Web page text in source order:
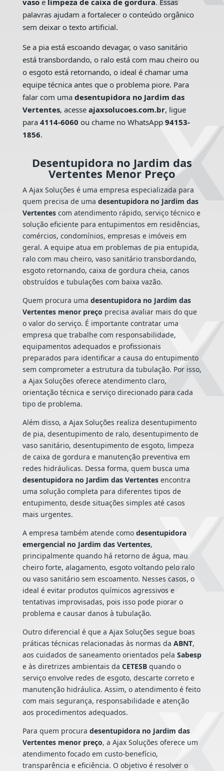
vasoe limpeza de caixa de gordura. Essas
palavras ajudam a fortalecer o conteúdo orgânico
sem deixar o texto artificial.
Se a pia está escoando devagar, o vaso sanitário
está transbordando, o ralo está com mau cheiro ou
o esgoto está retornando, o ideal é chamar uma
equipe técnica antes que o problema piore. Para
falar com uma desentupidora no Jardim das
Vertentes, acesse ajaxsolucoes.com.br, ligue
para 4114-6060 ou chame no WhatsApp 94153-
1856.
Desentupidora no Jardim das
Vertentes Menor Preço
A Ajax Soluções é uma empresa especializada para
quem precisa de uma desentupidora no Jardim das
Vertentescom atendimento rápido, serviço técnico e
solução eficiente para entupimentos em residências,
comércios, condomínios, empresas e imóveis em
geral. A equipe atua em problemas de pia entupida,
ralo com mau cheiro, vaso sanitário transbordando,
esgoto retornando, caixa de gordura cheia, canos
obstruídos e tubulações com baixa vazão.
Quem procura uma desentupidora no Jardim das
Vertentes menor preço precisa avaliar mais do que
o valor do serviço. É importante contratar uma
empresa que trabalhe com responsabilidade,
equipamentos adequados e profissionais
preparados para identificar a causa do entupimento
sem comprometer a estrutura da tubulação. Por isso,
a Ajax Soluções oferece atendimento claro,
orientação técnica e serviço direcionado para cada
tipo de problema.
Além disso, a Ajax Soluções realiza desentupimento
de pia, desentupimento de ralo, desentupimento de
vaso sanitário, desentupimento de esgoto, limpeza
de caixa de gordura e manutenção preventiva em
redes hidráulicas. Dessa forma, quem busca uma
desentupidora no Jardim das Vertentesencontra
uma solução completa para diferentes tipos de
entupimento, desde situações simples até casos
mais urgentes.
A empresa também atende como desentupidora
emergencial no Jardim das Vertentes,
principalmente quando há retorno de água, mau
cheiro forte, alagamento, esgoto voltando pelo ralo
ou vaso sanitário sem escoamento. Nesses casos, o
ideal é evitar produtos químicos agressivos e
tentativas improvisadas, pois isso pode piorar o
problema e causar danos à tubulação.
Outro diferencial é que a Ajax Soluções segue boas
práticas técnicas relacionadas às normas da ABNT,
aos cuidados de saneamento orientados pela Sabesp
e às diretrizes ambientais da CETESBquando o
serviço envolve redes de esgoto, descarte correto e
manutenção hidráulica. Assim, o atendimento é feito
com mais segurança, responsabilidade e atenção
aos procedimentos adequados.
Para quem procura desentupidora no Jardim das
Vertentes menor preço, a Ajax Soluções oferece um
atendimento focado em custo-benefício,
transparência e eficiência. O objetivo é resolver o